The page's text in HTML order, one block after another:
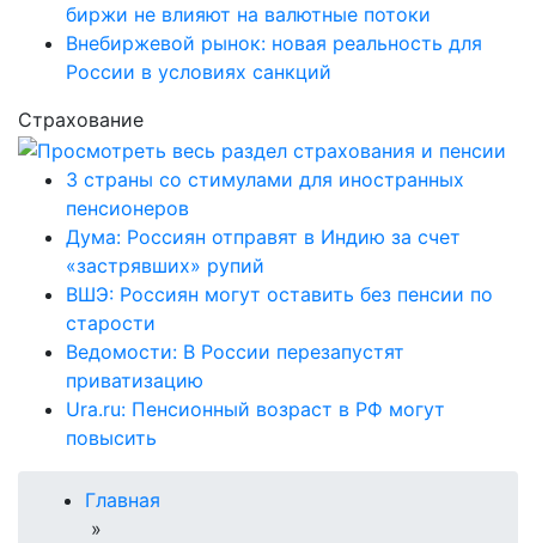
биржи не влияют на валютные потоки
Внебиржевой рынок: новая реальность для
России в условиях санкций
Страхование
3 страны со стимулами для иностранных
пенсионеров
Дума: Россиян отправят в Индию за счет
«застрявших» рупий
ВШЭ: Россиян могут оставить без пенсии по
старости
Ведомости: В России перезапустят
приватизацию
Ura.ru: Пенсионный возраст в РФ могут
повысить
Главная
»